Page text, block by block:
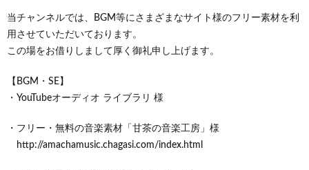
当チャンネルでは、BGM等にさまざまなサイト様のフリー素材を利
用させていただいております。
この場をお借りしまして厚く御礼申し上げます。
【BGM・SE】
・YouTubeオーディオ ライブラリ 様
・フリー・無料の音楽素材「甘茶の音楽工房」様
http://amachamusic.chagasi.com/index.html